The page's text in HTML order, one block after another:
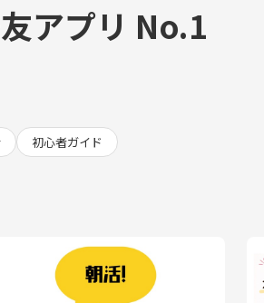
アプリ No.1
初心者ガイド